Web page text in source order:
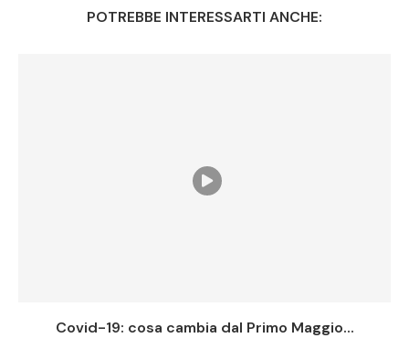
POTREBBE INTERESSARTI ANCHE:
Covid-19: cosa cambia dal Primo Maggio...